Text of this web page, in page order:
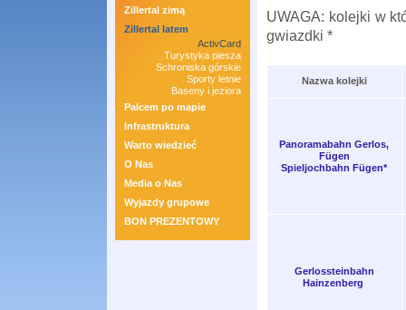
Zillertal zimą
Zillertal latem
ActivCard
Turystyka piesza
Schroniska górskie
Sporty letnie
Baseny i jeziora
Palcem po mapie
Infrastruktura
Warto wiedzieć
O Nas
Media o Nas
Wyjazdy grupowe
BON PREZENTOWY
UWAGA: kolejki w
gwiazdki *
Nazwa kolejki
Panoramabahn Gerlos,
Fügen
Spieljochbahn Fügen*
Gerlossteinbahn
Hainzenberg